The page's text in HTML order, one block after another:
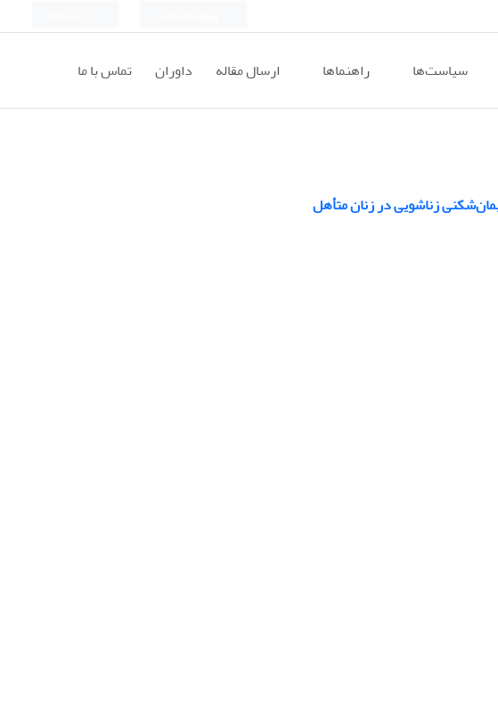
سیاست‌ها راهنماها ارسال مقاله داوران تماس با ما
زناشویی ‏در زنان متأهل